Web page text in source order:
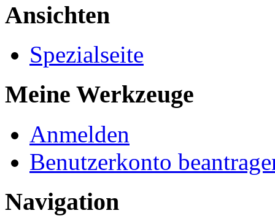
Ansichten
Spezialseite
Meine Werkzeuge
Anmelden
Benutzerkonto
Navigation